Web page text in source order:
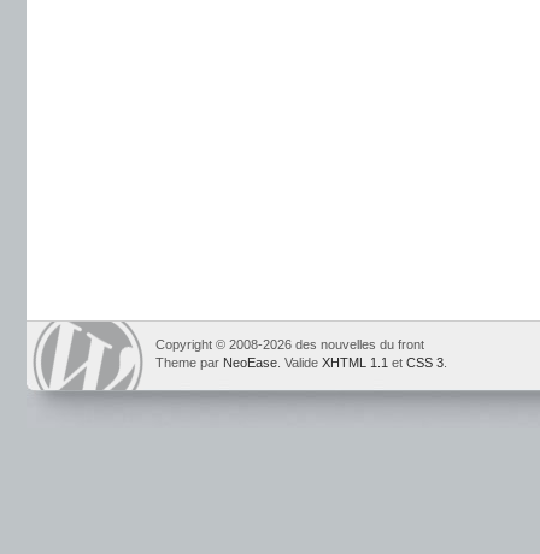
Copyright © 2008-2026 des nouvelles du front
Theme par NeoEase . Valide XHTML 1.1 et CSS 3